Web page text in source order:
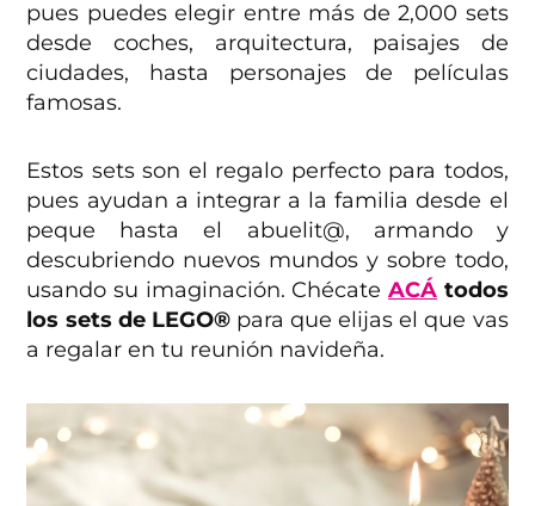
pues puedes elegir entre más de 2,000 sets
desde coches, arquitectura, paisajes de
ciudades, hasta personajes de películas
famosas.
Estos sets son el regalo perfecto para todos,
pues ayudan a integrar a la familia desde el
peque hasta el abuelit@, armando y
descubriendo nuevos mundos y sobre todo,
usando su imaginación. Chécate ACÁ todos
los sets de LEGO® para que elijas el que vas
a regalar en tu reunión navideña.